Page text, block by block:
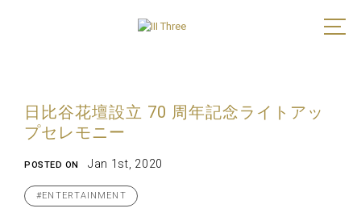
日比谷花壇設立 70 周年記念ライトアッ
プセレモニー
POSTED ON Jan 1st, 2020
#ENTERTAINMENT